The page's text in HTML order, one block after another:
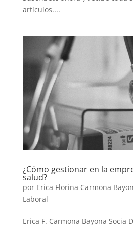
artículos....
¿Cómo gestionar en la
salud?
por Erica Florina Carmona
Laboral
Erica F. Carmona Bayona